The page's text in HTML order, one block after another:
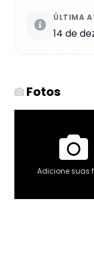
ÚLTIMA
14 de
Fotos
Adicione suas